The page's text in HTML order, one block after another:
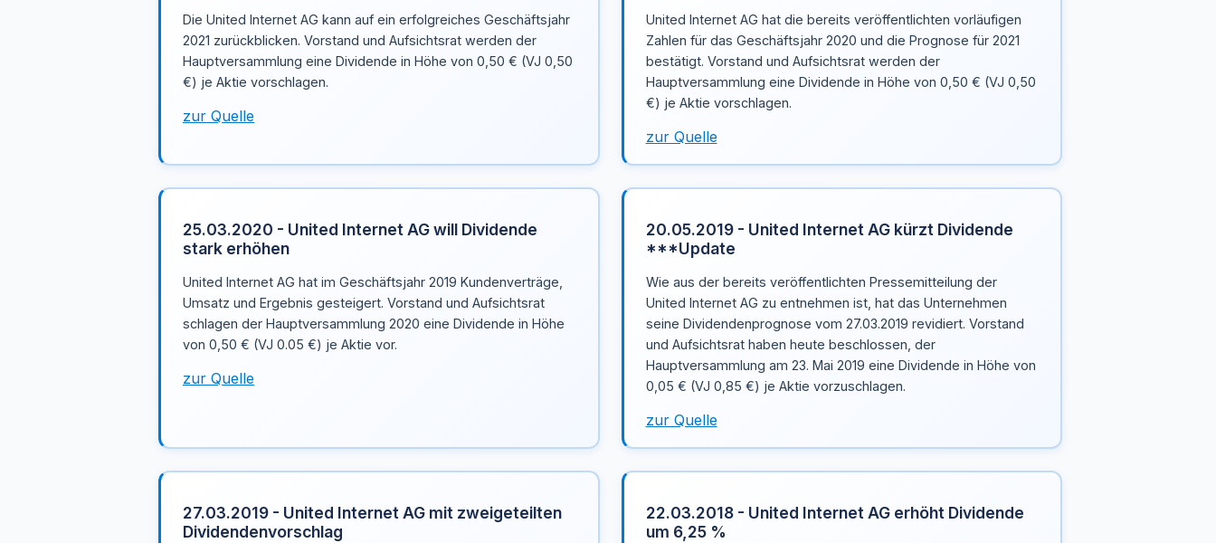
Die United Internet AG kann auf ein erfolgreiches Geschäftsjahr
2021 zurückblicken. Vorstand und Aufsichtsrat werden der
Hauptversammlung eine Dividende in Höhe von 0,50 € (VJ 0,50
€) je Aktie vorschlagen.
zur Quelle
United Internet AG hat die bereits veröffentlichten vorläufigen
Zahlen für das Geschäftsjahr 2020 und die Prognose für 2021
bestätigt. Vorstand und Aufsichtsrat werden der
Hauptversammlung eine Dividende in Höhe von 0,50 € (VJ 0,50
€) je Aktie vorschlagen.
zur Quelle
25.03.2020 - United Internet AG will Dividende
stark erhöhen
United Internet AG hat im Geschäftsjahr 2019 Kundenverträge,
Umsatz und Ergebnis gesteigert. Vorstand und Aufsichtsrat
schlagen der Hauptversammlung 2020 eine Dividende in Höhe
von 0,50 € (VJ 0.05 €) je Aktie vor.
zur Quelle
20.05.2019 - United Internet AG kürzt Dividende
***Update
Wie aus der bereits veröffentlichten Pressemitteilung der
United Internet AG zu entnehmen ist, hat das Unternehmen
seine Dividendenprognose vom 27.03.2019 revidiert. Vorstand
und Aufsichtsrat haben heute beschlossen, der
Hauptversammlung am 23. Mai 2019 eine Dividende in Höhe von
0,05 € (VJ 0,85 €) je Aktie vorzuschlagen.
zur Quelle
27.03.2019 - United Internet AG mit zweigeteilten
Dividendenvorschlag
22.03.2018 - United Internet AG erhöht Dividende
um 6,25 %